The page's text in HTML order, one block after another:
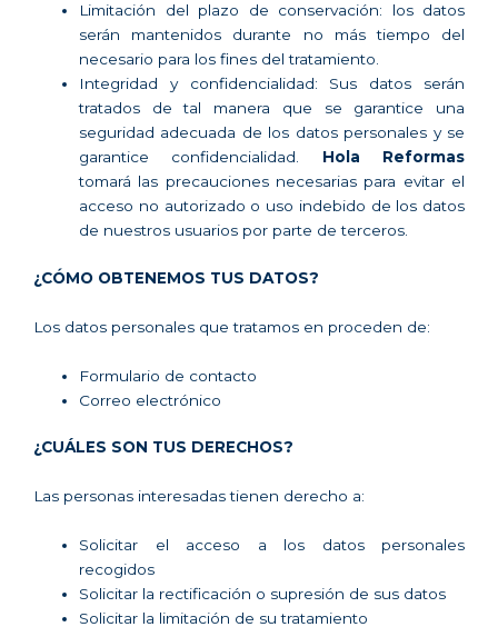
Limitación del plazo de conservación: los datos
serán mantenidos durante no más tiempo del
necesario para los fines del tratamiento.
Integridad y confidencialidad: Sus datos serán
tratados de tal manera que se garantice una
seguridad adecuada de los datos personales y se
garantice confidencialidad. Hola Reformas
tomará las precauciones necesarias para evitar el
acceso no autorizado o uso indebido de los datos
de nuestros usuarios por parte de terceros.
¿CÓMO OBTENEMOS TUS DATOS?
Los datos personales que tratamos en proceden de:
Formulario de contacto
Correo electrónico
¿CUÁLES SON TUS DERECHOS?
Las personas interesadas tienen derecho a:
Solicitar el acceso a los datos personales
recogidos
Solicitar la rectificación o supresión de sus datos
Solicitar la limitación de su tratamiento